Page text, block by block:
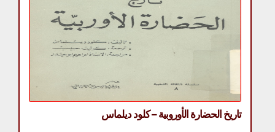
تاريخ الحضارة الأوروبية – كلود ديلماس